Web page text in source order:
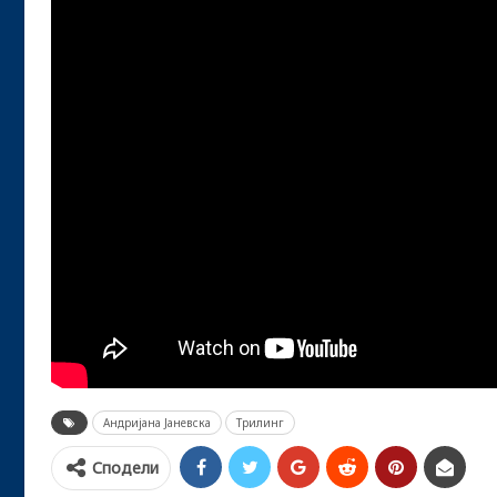
Андријана Јаневска Трилинг
Сподели